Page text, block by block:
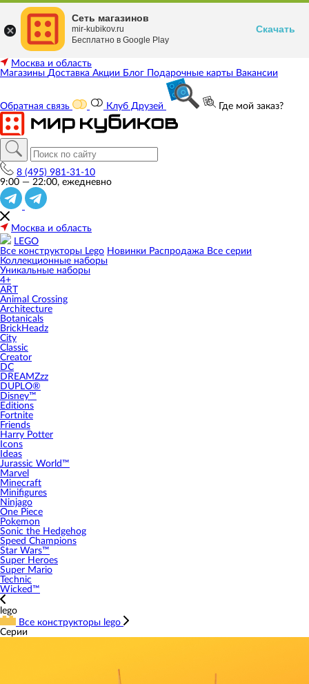
Москва и область
Магазины Доставка Акции Блог Подарочные карты Вакансии
Обратная связь Клуб Друзей Где мой заказ?
8 (495) 981-31-10
9:00 — 22:00, ежедневно
Москва и область
LEGO
Все конструкторы Lego Новинки Распродажа Все серии
Коллекционные наборы
Уникальные наборы
4+
ART
Animal Crossing
Architecture
Botanicals
BrickHeadz
City
Classic
Creator
DC
DREAMZzz
DUPLO®
Disney™
Editions
Fortnite
Friends
Harry Potter
Icons
Ideas
Jurassic World™
Marvel
Minecraft
Minifigures
Ninjago
One Piece
Pokemon
Sonic the Hedgehog
Speed Champions
Star Wars™
Super Heroes
Super Mario
Technic
Wicked™
lego
Все конструкторы lego
Серии
Сеть магазинов
mir-kubikov.ru
Бесплатно в Google Play
Скачать